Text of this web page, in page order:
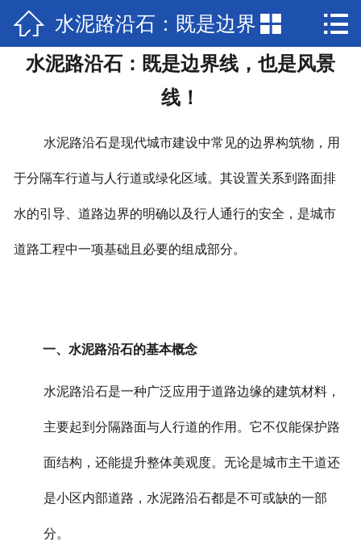
 网站首页
产品展示
检验报告
关于兴圣
 水泥路沿石：既是边界
线，也是风景线！
 
水泥路沿石：既是边界线，也是风景
线！
水泥路沿石是现代城市建设中常见的边界构筑物，用
于分隔车行道与人行道或绿化区域。其设置关系到路面排
水的引导、道路边界的明确以及行人通行的安全，是城市
道路工程中一项基础且必要的组成部分。
一、水泥路沿石的基本概念
水泥路沿石是一种广泛应用于道路边缘的建筑材料，
主要起到分隔路面与人行道的作用。它不仅能保护路
面结构，还能提升整体美观度。无论是城市主干道还
是小区内部道路，水泥路沿石都是不可或缺的一部
分。